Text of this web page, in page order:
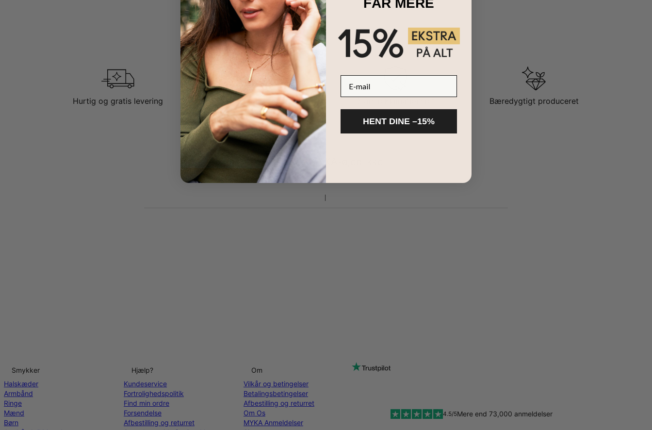
Hurtig og gratis levering 100 dages retur Bæredygtigt produceret
Del dine MYKA-øjeblikke
Smykker
Halskæder
Armbånd
Ringe
Mænd
Børn
Hjælp?
Kundeservice
Fortrolighedspolitik
Find min ordre
Forsendelse
Afbestilling og returret
Om
Vilkår og betingelser
Betalingsbetingelser
Afbestilling og returret
Om Os
MYKA Anmeldelser
4.5/5Mere end 73,000 anmeldelser
FÅR MERE
HENT DINE –15%